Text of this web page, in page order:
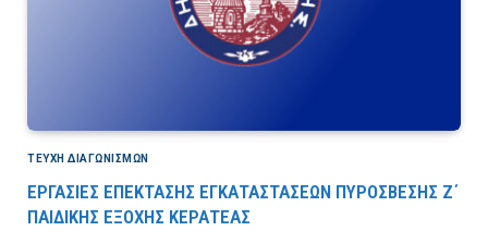
ΤΕΎΧΗ ΔΙΑΓΩΝΙΣΜΏΝ
ΕΡΓΑΣΙΕΣ ΕΠΕΚΤΑΣΗΣ ΕΓΚΑΤΑΣΤΑΣΕΩΝ ΠΥΡΟΣΒΕΣΗΣ Ζ΄
ΠΑΙΔΙΚΗΣ ΕΞΟΧΗΣ ΚΕΡΑΤΕΑΣ